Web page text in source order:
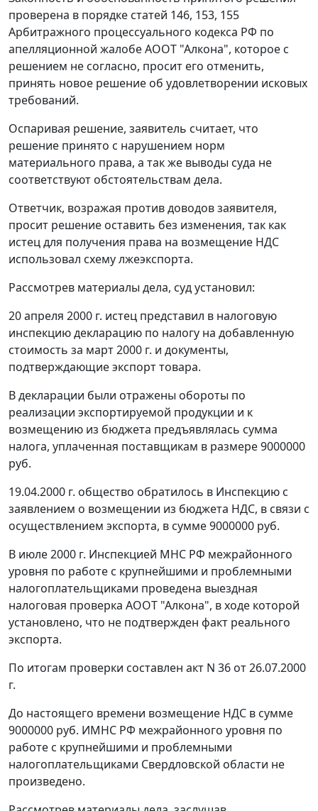
проверена в порядке статей 146, 153, 155
Арбитражного процессуального кодекса РФ по
апелляционной жалобе АООТ "Алкона", которое с
решением не согласно, просит его отменить,
принять новое решение об удовлетворении исковых
требований.
Оспаривая решение, заявитель считает, что
решение принято с нарушением норм
материального права, а так же выводы суда не
соответствуют обстоятельствам дела.
Ответчик, возражая против доводов заявителя,
просит решение оставить без изменения, так как
истец для получения права на возмещение НДС
использовал схему лжеэкспорта.
Рассмотрев материалы дела, суд установил:
20 апреля 2000 г. истец представил в налоговую
инспекцию декларацию по налогу на добавленную
стоимость за март 2000 г. и документы,
подтверждающие экспорт товара.
В декларации были отражены обороты по
реализации экспортируемой продукции и к
возмещению из бюджета предъявлялась сумма
налога, уплаченная поставщикам в размере 9000000
руб.
19.04.2000 г. общество обратилось в Инспекцию с
заявлением о возмещении из бюджета НДС, в связи с
осуществлением экспорта, в сумме 9000000 руб.
В июле 2000 г. Инспекцией МНС РФ межрайонного
уровня по работе с крупнейшими и проблемными
налогоплательщиками проведена выездная
налоговая проверка АООТ "Алкона", в ходе которой
установлено, что не подтвержден факт реального
экспорта.
По итогам проверки составлен акт N 36 от 26.07.2000
г.
До настоящего времени возмещение НДС в сумме
9000000 руб. ИМНС РФ межрайонного уровня по
работе с крупнейшими и проблемными
налогоплательщиками Свердловской области не
произведено.